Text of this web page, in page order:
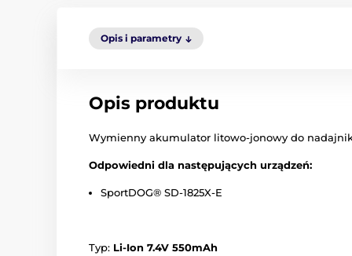
Opis i parametry
Opis produktu
Wymienny akumulator litowo-jonowy do
Odpowiedni dla następujących urządzeń:
SportDOG® SD-1825X-E
Typ: Li-Ion 7.4V 550mAh